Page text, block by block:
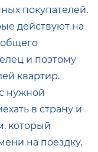
покупателей.
действуют на
и поэтому
квартир.
нужной
в страну и
который
на поездку,